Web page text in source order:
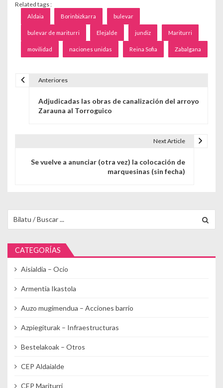
Related tags :
Aldaia Borinbizkarra bulevar
bulevar de mariturri Elejalde jundiz Mariturri
movilidad naciones unidas Reina Sofia Zabalgana
Anteriores
Adjudicadas las obras de canalización del arroyo
Zarauna al Torroguico
Next Article
Se vuelve a anunciar (otra vez) la colocación de
marquesinas (sin fecha)
CATEGORÍAS
Aisialdia – Ocio
Armentia Ikastola
Auzo mugimendua – Acciones barrio
Azpiegiturak – Infraestructuras
Bestelakoak – Otros
CEP Aldaialde
CEP Mariturri